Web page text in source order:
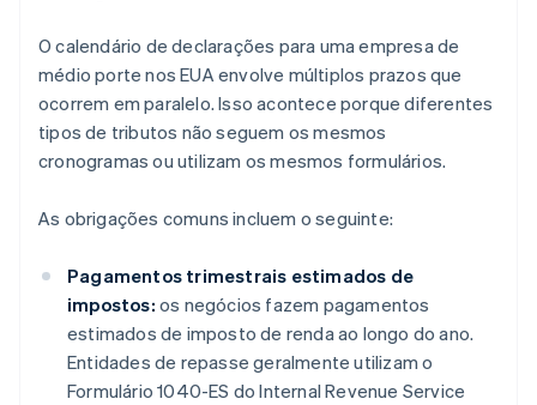
O calendário de declarações para uma empresa de
médio porte nos EUA envolve múltiplos prazos que
ocorrem em paralelo. Isso acontece porque diferentes
tipos de tributos não seguem os mesmos
cronogramas ou utilizam os mesmos formulários.
As obrigações comuns incluem o seguinte:
Pagamentos trimestrais estimados de
impostos: os negócios fazem pagamentos
estimados de imposto de renda ao longo do ano.
Entidades de repasse geralmente utilizam o
Formulário 1040-ES do Internal Revenue Service